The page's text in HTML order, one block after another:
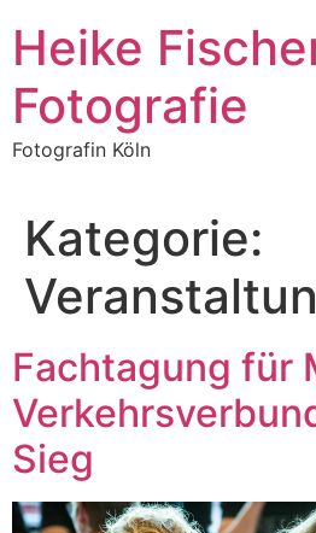
Inhalt
springen
Heike
Fotografie
Fotografin Köln
Kategorie:
Fachtagung für
Sieg